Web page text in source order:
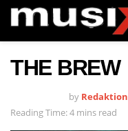
THE BREW
by Redaktion
Reading Time: 4 mins read